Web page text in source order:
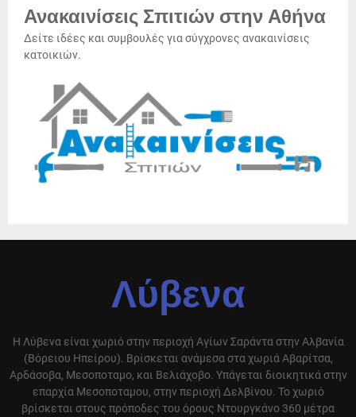
Ανακαινίσεις Σπιτιών στην Αθήνα
Δείτε ιδέες και συμβουλές για σύγχρονες ανακαινίσεις
κατοικιών.
Λύβενα
Η Λύβενα είναι χωριό στην περιοχή Αγίων Σαράντα στην Αλβανία
(Βόρειου Ηπείρου). Βρίσκεται ανάμεσα στα χωριά Αβαρίτσα,
Αρδάσοβα, Μεσοποταμο, και Βελιάχοβο. Υπάγεται διοικητικά στην
επαρχία Μεσοποταμου, στην περιοχή Δελβίνου. Το χωριό
βρίσκεται στους πρόποδες του όρους Ντουργκάνο 360 μέτρα